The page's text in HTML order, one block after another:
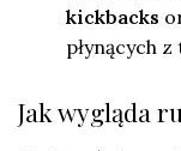
kickbacks
płynących
Jak wygląda